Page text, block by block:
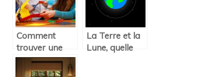
agreables
Comment
trouver une
place en
crèche pour
La Terre et la
Lune, quelle